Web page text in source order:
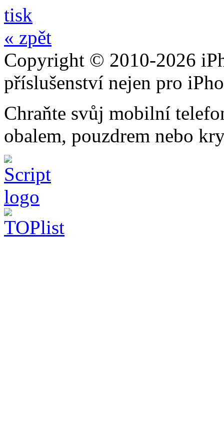
tisk
« zpět
Copyright © 2010-2026
příslušenství nejen pro
Chraňte svůj mobilní
obalem, pouzdrem nebo